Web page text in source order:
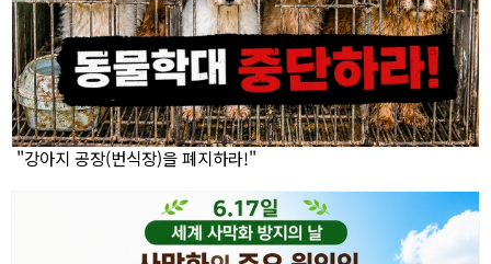
"강아지 공장(번식장)을 폐지하라!"